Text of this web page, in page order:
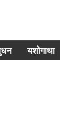
यशोगाथा